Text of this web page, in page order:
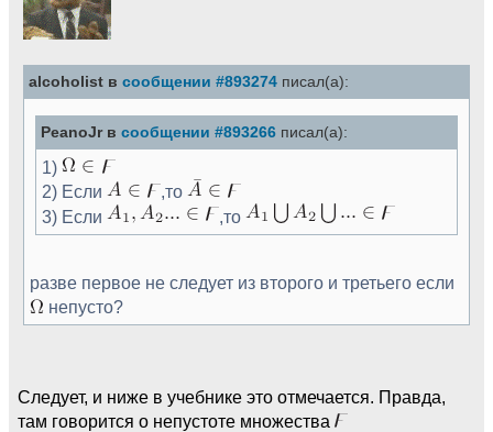
alcoholist в сообщении #893274 писал(а):
PeanoJr в сообщении #893266 писал(а):
1)
2) Если
,то
3) Если
,то
разве первое не следует из второго и третьего если
непусто?
Следует, и ниже в учебнике это отмечается. Правда,
там говорится о непустоте множества